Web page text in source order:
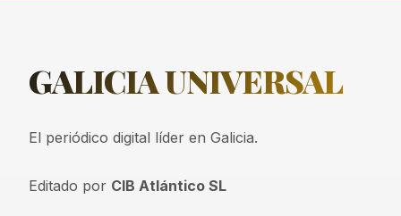
GALICIAUNIVERSAL
El periódico digital líder en Galicia.
Editado por CIB Atlántico SL